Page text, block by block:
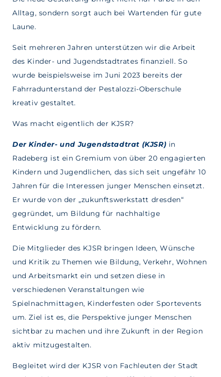
Alltag, sondern sorgt auch bei Wartenden für gute
Laune.
Seit mehreren Jahren unterstützen wir die Arbeit
des Kinder- und Jugendstadtrates finanziell. So
wurde beispielsweise im Juni 2023 bereits der
Fahrradunterstand der Pestalozzi-Oberschule
kreativ gestaltet.
Was macht eigentlich der KJSR?
Der Kinder- und Jugendstadtrat (KJSR) in
Radeberg ist ein Gremium von über 20 engagierten
Kindern und Jugendlichen, das sich seit ungefähr 10
Jahren für die Interessen junger Menschen einsetzt.
Er wurde von der „zukunftswerkstatt dresden“
gegründet, um Bildung für nachhaltige
Entwicklung zu fördern.
Die Mitglieder des KJSR bringen Ideen, Wünsche
und Kritik zu Themen wie Bildung, Verkehr, Wohnen
und Arbeitsmarkt ein und setzen diese in
verschiedenen Veranstaltungen wie
Spielnachmittagen, Kinderfesten oder Sportevents
um. Ziel ist es, die Perspektive junger Menschen
sichtbar zu machen und ihre Zukunft in der Region
aktiv mitzugestalten.
Begleitet wird der KJSR von Fachleuten der Stadt